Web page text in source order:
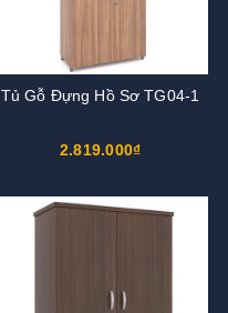
Tủ Gỗ Đựng Hồ Sơ TG04-1
2.819.000₫